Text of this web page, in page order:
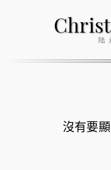
陆
沒有要